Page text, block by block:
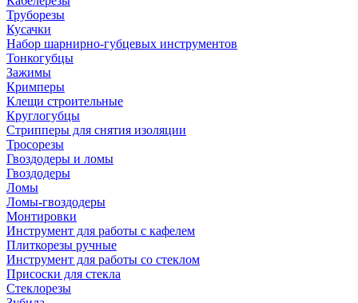
Труборезы
Кусачки
Набор шарнирно-губцевых инструментов
Тонкогубцы
Зажимы
Кримперы
Клещи строительные
Круглогубцы
Стрипперы для снятия изоляции
Тросорезы
Гвоздодеры и ломы
Гвоздодеры
Ломы
Ломы-гвоздодеры
Монтировки
Инструмент для работы с кафелем
Плиткорезы ручные
Инструмент для работы со стеклом
Присоски для стекла
Стеклорезы